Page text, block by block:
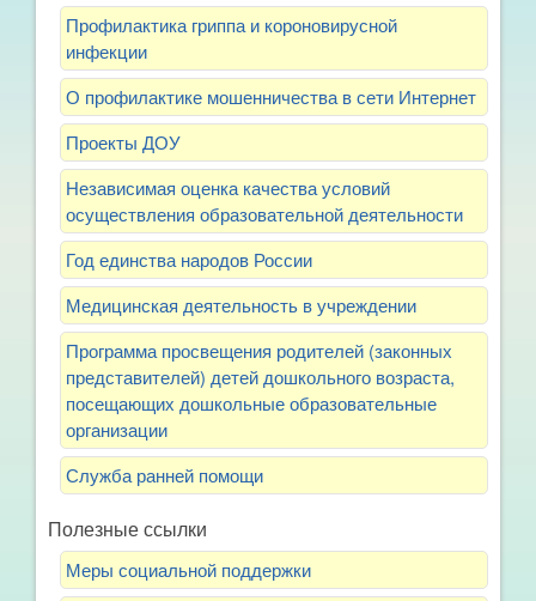
Профилактика гриппа и короновирусной
инфекции
О профилактике мошенничества в сети Интернет
Проекты ДОУ
Независимая оценка качества условий
осуществления образовательной деятельности
Год единства народов России
Медицинская деятельность в учреждении
Программа просвещения родителей (законных
представителей) детей дошкольного возраста,
посещающих дошкольные образовательные
организации
Служба ранней помощи
Полезные ссылки
Меры социальной поддержки